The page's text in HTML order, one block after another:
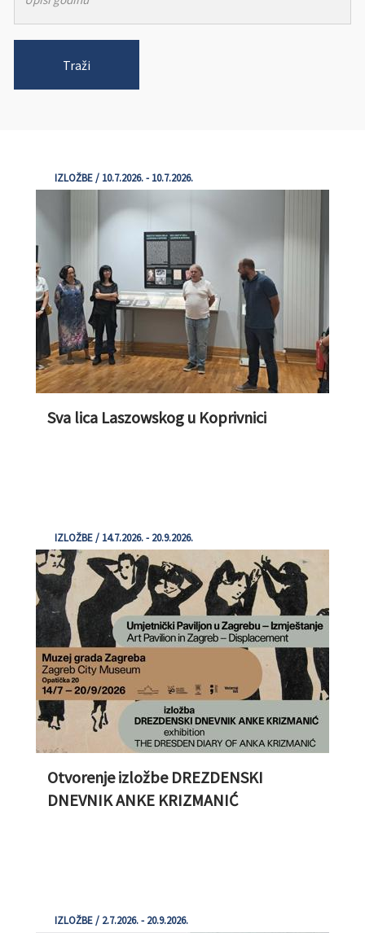
Traži
IZLOŽBE / 10.7.2026. - 10.7.2026.
Sva lica Laszowskog u Koprivnici
IZLOŽBE / 14.7.2026. - 20.9.2026.
Otvorenje izložbe DREZDENSKI
DNEVNIK ANKE KRIZMANIĆ
IZLOŽBE / 2.7.2026. - 20.9.2026.